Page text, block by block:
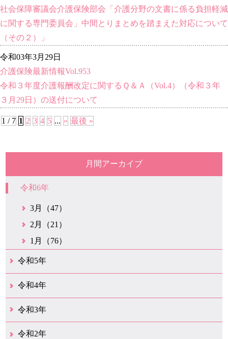
社会保障審議会介護保険部会「介護分野の文書に係る負担軽減
に関する専門委員会」中間とりまとめを踏まえた対応について
（その２）」
令和03年3月29日
介護保険最新情報Vol.953
令和３年度介護報酬改定に関するＱ＆Ａ（Vol.4）（令和３年
３月29日）の送付について
1 / 7 1 2 3 4 5 ... » 最後 »
月間アーカイブ
令和6年
3月（47）
2月（21）
1月（76）
令和5年
12月（38）
11月（31）
10月（29）
9月（29）
8月（28）
7月（34）
6月（21）
5月（37）
4月（30）
3月（42）
2月（20）
1月（25）
令和4年
12月（43）
11月（21）
10月（35）
9月（34）
8月（36）
7月（25）
6月（32）
5月（17）
4月（48）
3月（42）
2月（23）
1月（31）
令和3年
12月（26）
11月（25）
10月（18）
9月（34）
8月（27）
7月（31）
6月（26）
5月（36）
4月（39）
3月（68）
2月（19）
1月（45）
令和2年